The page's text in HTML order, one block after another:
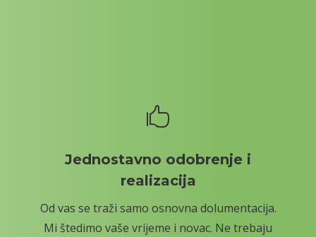

Jednostavno odobrenje i
realizacija
Od vas se traži samo osnovna dolumentacija.
Mi štedimo vaše vrijeme i novac. Ne trebaju